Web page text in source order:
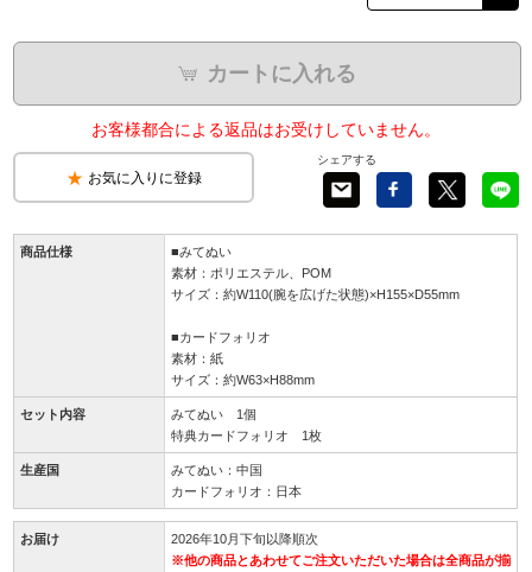
カートに入れる
お客様都合による返品はお受けしていません。
お気に入りに登録
シェアする
商品仕様
■みてぬい
素材：ポリエステル、POM
サイズ：約W110(腕を広げた状態)×H155×D55mm
■カードフォリオ
素材：紙
サイズ：約W63×H88mm
セット内容
みてぬい 1個
特典カードフォリオ 1枚
生産国
みてぬい：中国
カードフォリオ：日本
お届け
2026年10月下旬以降順次
※他の商品とあわせてご注文いただいた場合は全商品が揃